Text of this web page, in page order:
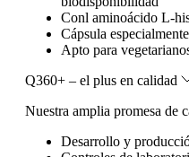
Conl aminoácido L-
Cápsula
Apto para
Q360+ – el plus en calidad
Nuestra amplia promesa de
Desarrollo y